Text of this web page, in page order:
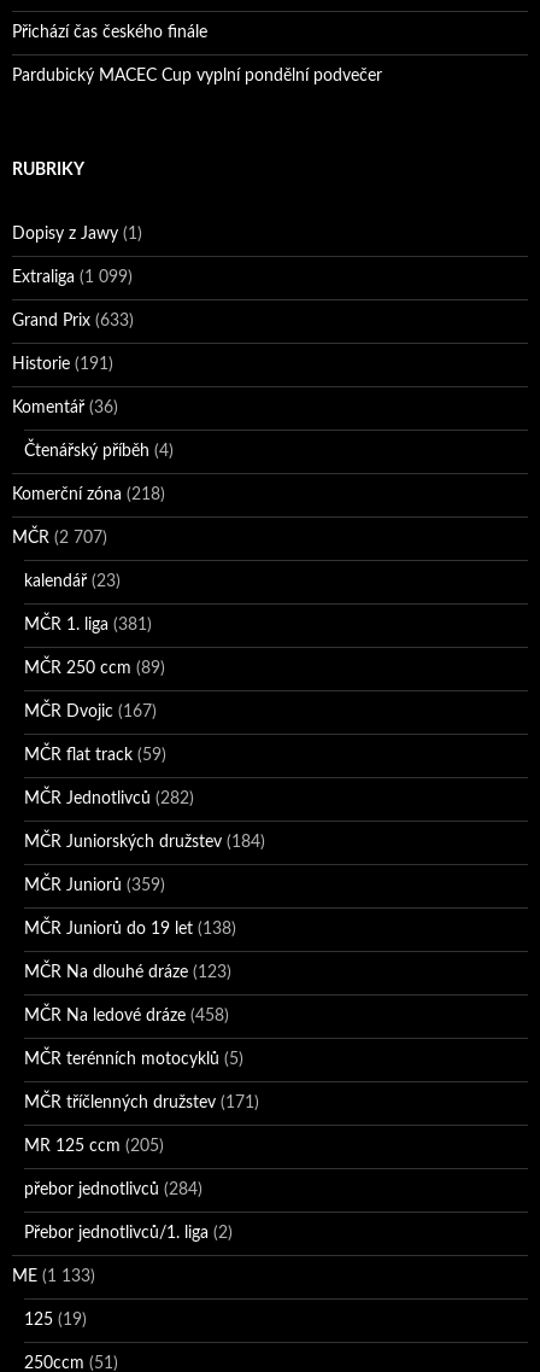
Přichází čas českého finále
Pardubický MACEC Cup vyplní pondělní podvečer
RUBRIKY
Dopisy z Jawy (1)
Extraliga (1 099)
Grand Prix (633)
Historie (191)
Komentář (36)
Čtenářský příběh (4)
Komerční zóna (218)
MČR (2 707)
kalendář (23)
MČR 1. liga (381)
MČR 250 ccm (89)
MČR Dvojic (167)
MČR flat track (59)
MČR Jednotlivců (282)
MČR Juniorských družstev (184)
MČR Juniorů (359)
MČR Juniorů do 19 let (138)
MČR Na dlouhé dráze (123)
MČR Na ledové dráze (458)
MČR terénních motocyklů (5)
MČR tříčlenných družstev (171)
MR 125 ccm (205)
přebor jednotlivců (284)
Přebor jednotlivců/1. liga (2)
ME (1 133)
125 (19)
250ccm (51)